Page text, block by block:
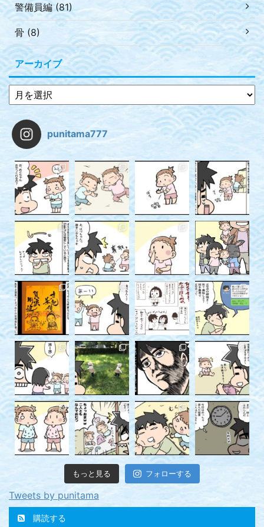
警備員編 (81)
骨 (8)
アーカイブ
punitama777
もっと見る フォローする
Tweets by punitama
購読する